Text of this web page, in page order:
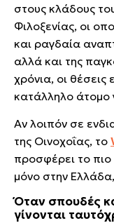
στους κλάδους
Φιλοξενίας, οι
και ραγδαία
αλλά και της
χρόνια, οι
κατάλληλο άτομο
Αν λοιπόν σε
της Οινοχοΐας, το
προσφέρει το
μόνο στην
Όταν σπουδές
γίνονται